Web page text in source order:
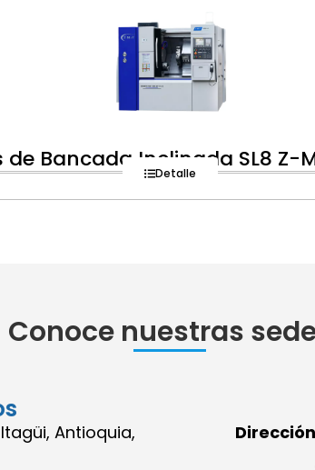
de Bancada Inclinada SL8 Z-
Detalle
Conoce nuestras
Antioquia,